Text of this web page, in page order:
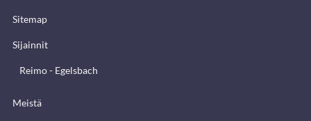
Sitemap
Sijainnit
Reimo - Egelsbach
Meistä